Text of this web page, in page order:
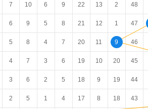
7 10 6 9 22 13 2 48
6 9 5 8 21 12 1 47
5 8 4 7 20 11 9 46
4 7 3 6 19 10 20 45
3 6 2 5 18 9 19 44
2 5 1 4 17 8 18 43